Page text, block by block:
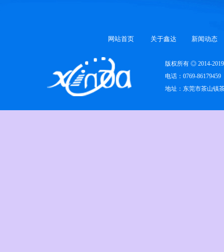
网站首页 关于鑫达 新闻动态
版权所有 ◎ 2014-
电话：0769-86179459
地址：东莞市茶山镇